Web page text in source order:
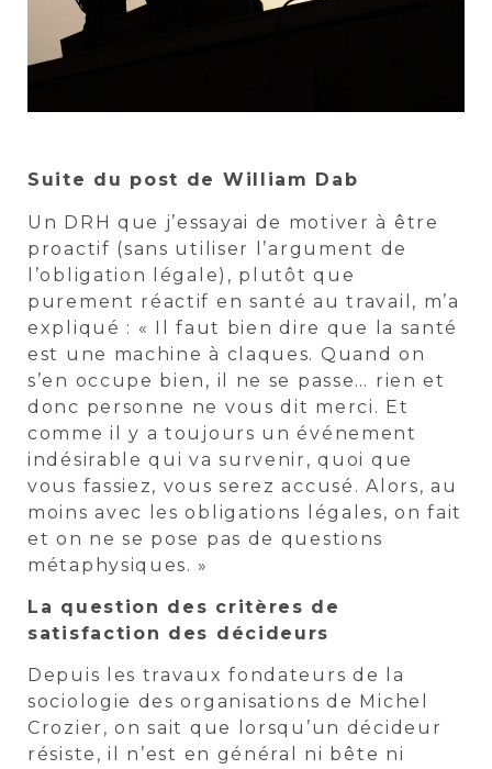
Suite du post de William Dab
Un DRH que j’essayai de motiver à être
proactif (sans utiliser l’argument de
l’obligation légale), plutôt que
purement réactif en santé au travail, m’a
expliqué : « Il faut bien dire que la santé
est une machine à claques. Quand on
s’en occupe bien, il ne se passe… rien et
donc personne ne vous dit merci. Et
comme il y a toujours un événement
indésirable qui va survenir, quoi que
vous fassiez, vous serez accusé. Alors, au
moins avec les obligations légales, on fait
et on ne se pose pas de questions
métaphysiques. »
La question des critères de
satisfaction des décideurs
Depuis les travaux fondateurs de la
sociologie des organisations de Michel
Crozier, on sait que lorsqu’un décideur
résiste, il n’est en général ni bête ni